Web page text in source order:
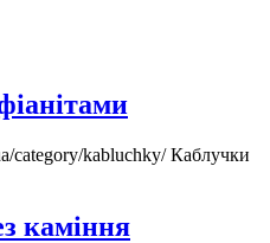
category/kabluchky/Каблучки
каміння